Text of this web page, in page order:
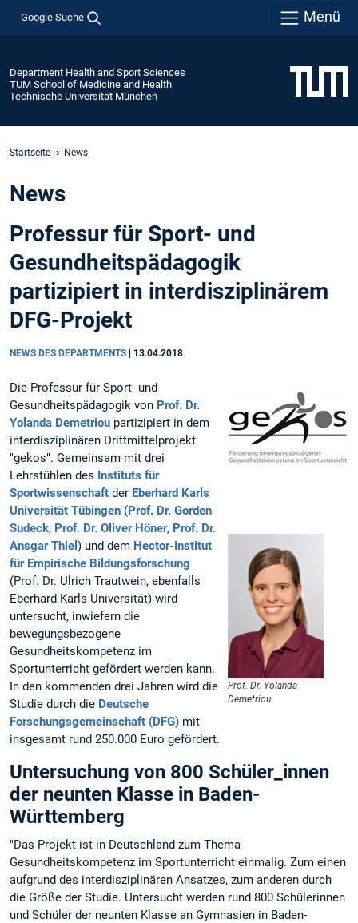
Google Suche Menü
Department Health and Sport Sciences
TUM School of Medicine and Health
Technische Universität München
Startseite News
News
Professur für Sport- und
Gesundheitspädagogik
partizipiert in interdisziplinärem
DFG-Projekt
NEWS DES DEPARTMENTS 13.04.2018
Prof. Dr. Yolanda
Demetriou
Die Professur für Sport- und
Gesundheitspädagogik von Prof. Dr.
Yolanda Demetriou partizipiert in dem
interdisziplinären Drittmittelprojekt
"gekos". Gemeinsam mit drei
Lehrstühlen des Instituts für
Sportwissenschaft der Eberhard Karls
Universität Tübingen (Prof. Dr. Gorden
Sudeck, Prof. Dr. Oliver Höner, Prof. Dr.
Ansgar Thiel ) und dem Hector-Institut
für Empirische Bildungsforschung
(Prof. Dr. Ulrich Trautwein, ebenfalls
Eberhard Karls Universität) wird
untersucht, inwiefern die
bewegungsbezogene
Gesundheitskompetenz im
Sportunterricht gefördert werden kann.
In den kommenden drei Jahren wird die
Studie durch die Deutsche
Forschungsgemeinschaft (DFG) mit
insgesamt rund 250.000 Euro gefördert.
Untersuchung von 800 Schüler_innen
der neunten Klasse in Baden-
Württemberg
"Das Projekt ist in Deutschland zum Thema
Gesundheitskompetenz im Sportunterricht einmalig. Zum einen
aufgrund des interdisziplinären Ansatzes, zum anderen durch
die Größe der Studie. Untersucht werden rund 800 Schülerinnen
und Schüler der neunten Klasse an Gymnasien in Baden-